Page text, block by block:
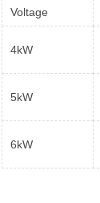
Voltage
4kW
5kW
6kW